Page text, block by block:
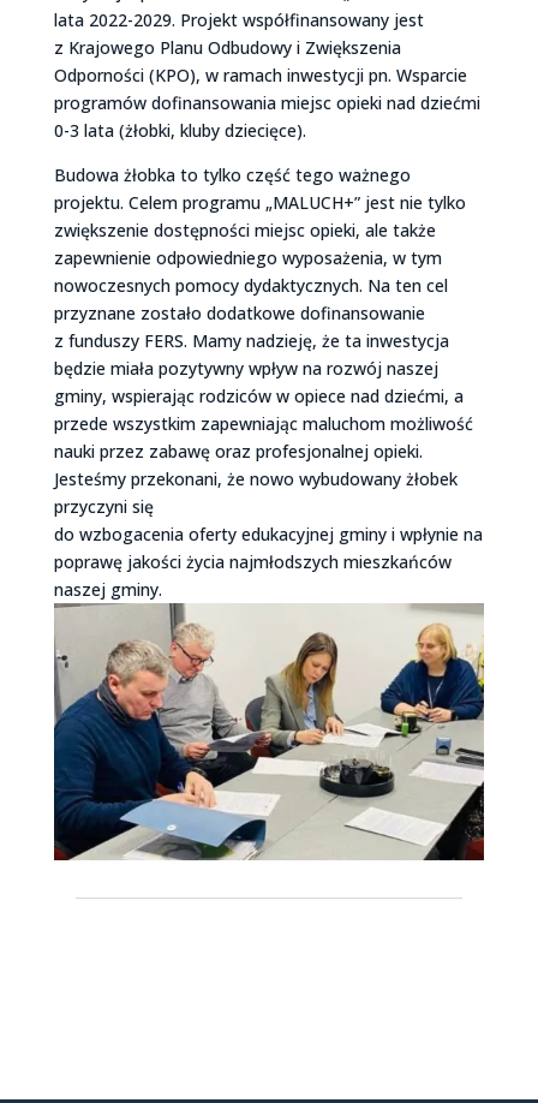
lata 2022-2029. Projekt współfinansowany jest
z Krajowego Planu Odbudowy i Zwiększenia
Odporności (KPO), w ramach inwestycji pn. Wsparcie
programów dofinansowania miejsc opieki nad dziećmi
0-3 lata (żłobki, kluby dziecięce).
Budowa żłobka to tylko część tego ważnego
projektu. Celem programu „MALUCH+” jest nie tylko
zwiększenie dostępności miejsc opieki, ale także
zapewnienie odpowiedniego wyposażenia, w tym
nowoczesnych pomocy dydaktycznych. Na ten cel
przyznane zostało dodatkowe dofinansowanie
z funduszy FERS. Mamy nadzieję, że ta inwestycja
będzie miała pozytywny wpływ na rozwój naszej
gminy, wspierając rodziców w opiece nad dziećmi, a
przede wszystkim zapewniając maluchom możliwość
nauki przez zabawę oraz profesjonalnej opieki.
Jesteśmy przekonani, że nowo wybudowany żłobek
przyczyni się
do wzbogacenia oferty edukacyjnej gminy i wpłynie na
poprawę jakości życia najmłodszych mieszkańców
naszej gminy.